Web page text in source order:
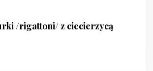
/rigattoni/ z ciecierzycą